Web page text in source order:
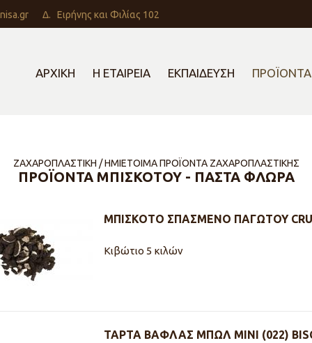
Δ. Ειρήνης και Φιλίας 102
ΑΡΧΙΚΗ Η ΕΤΑΙΡΕΙΑ ΕΚΠΑΙΔΕΥΣΗ ΠΡΟΪΟΝΤΑ
ΖΑΧΑΡΟΠΛΑΣΤΙΚΗ / ΗΜΙΕΤΟΙΜΑ ΠΡΟΪΟΝΤΑ ΖΑΧΑΡΟΠΛΑΣΤΙΚΗΣ
ΠΡΟΪΟΝΤΑ ΜΠΙΣΚΟΤΟΥ - ΠΑΣΤΑ ΦΛΩΡΑ
ΜΠΙΣΚΟΤΟ ΣΠΑΣΜΕΝΟ ΠΑΓΩΤΟΥ
Κιβώτιο 5 κιλών
ΤΑΡΤΑ ΒΑΦΛΑΣ ΜΠΩΛ ΜΙΝΙ (022)